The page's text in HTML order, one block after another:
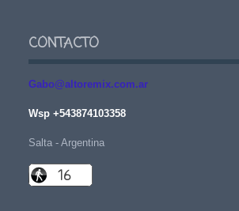
CONTACTO
Gabo@altoremix.com.ar
Wsp +543874103358
Salta - Argentina